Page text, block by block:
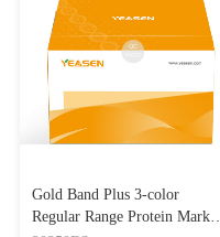
Gold Band Plus 3-color
Regular Range Protein Marker